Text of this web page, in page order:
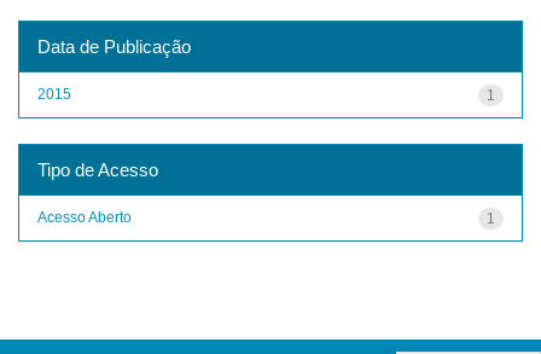
Data de Publicação
1
2015
Tipo de Acesso
1
Acesso Aberto